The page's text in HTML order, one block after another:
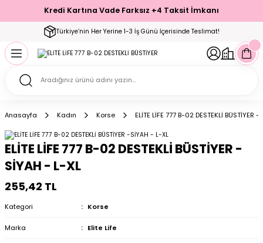
Kredi Kartına Vade Farksız +4 Taksit İmkanı
Türkiye’nin Her Yerine 1-3 İş Günü İçerisinde Teslimat!
Geri Dön
Geri Dön
Geri Dön
Geri Dön
Setler
Geri Dön
Geri Dön
Geri Dön
Çorap
Geri Dön
Geri Dön
Anasayfa Kadın Korse ELİTE LİFE 777 B-02 DESTEKLİ BÜSTİYER
ELİTE LİFE 777 B-02 DESTEKLİ BÜSTİYER -
SİYAH - L-XL
255,42 TL
Kategori Korse
Marka Elite Life